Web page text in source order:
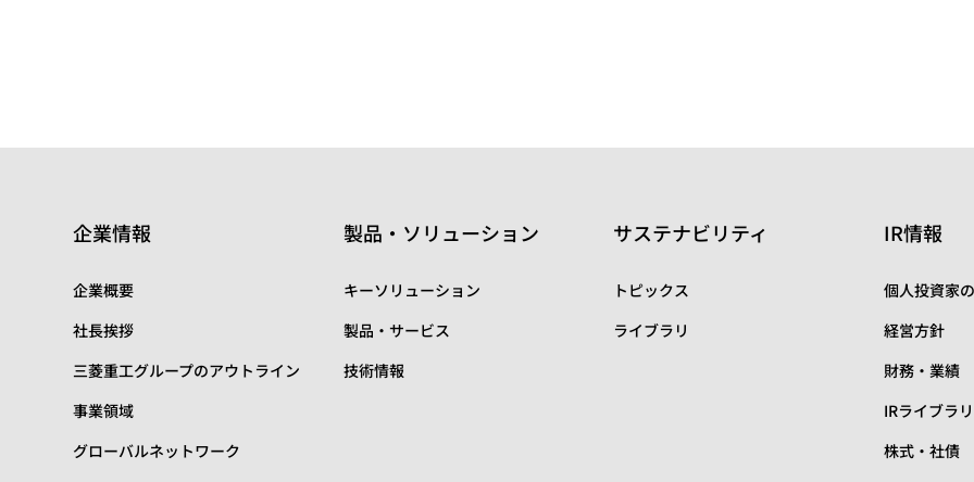
企業情報
企業概要
社長挨拶
三菱重工グループのアウトライン
事業領域
グローバルネットワーク
製品・ソリューション
キーソリューション
製品・サービス
技術情報
サステナビリティ
トピックス
ライブラリ
IR情報
個人投資家
経営方針
財務・業績
IRライブラリ
株式・社債